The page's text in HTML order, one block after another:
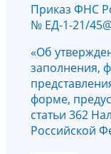
Приказ ФНС
№ ЕД-1-21/
«Об
заполнения,
форме,
статьи 362
Российской